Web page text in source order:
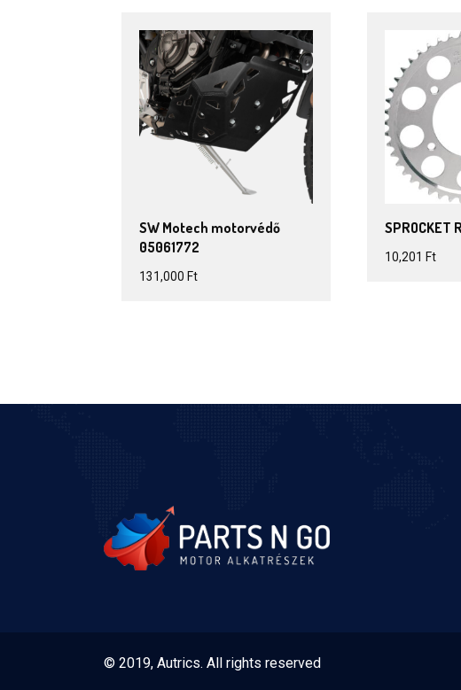
SW Motech motorvédő
05061772
131,000 Ft
SPROCKET
10,201 Ft
© 2019, Autrics. All rights reserved